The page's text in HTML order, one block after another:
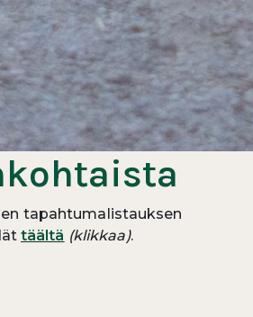
tapahtumalistauksen
täältä (klikkaa).